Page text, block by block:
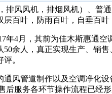
排风风机，排烟风机）、普
百叶，防雨百叶，自垂百
年4月， 其前为佳木斯惠通空
50余人，真正实现生产、销
评。
风管道制作以及空调净化
后服务各环节操作流程已经